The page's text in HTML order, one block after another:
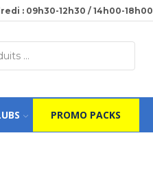
: 09h30-12h30 / 14h00-18h00
PROMO PACKS